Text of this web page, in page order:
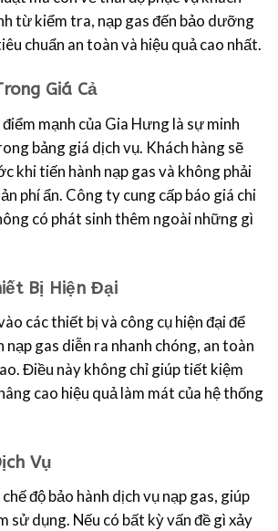
từ kiểm tra, nạp gas đến bảo dưỡng
chuẩn an toàn và hiệu quả cao nhất.
Giá Cả
mạnh của Gia Hưng là sự minh
bảng giá dịch vụ. Khách hàng sẽ
khi tiến hành nạp gas và không phải
phí ẩn. Công ty cung cấp báo giá chi
có phát sinh thêm ngoài những gì
Bị Hiện Đại
các thiết bị và công cụ hiện đại để
gas diễn ra nhanh chóng, an toàn
Điều này không chỉ giúp tiết kiệm
cao hiệu quả làm mát của hệ thống
Vụ
độ bảo hành dịch vụ nạp gas, giúp
sử dụng. Nếu có bất kỳ vấn đề gì xảy